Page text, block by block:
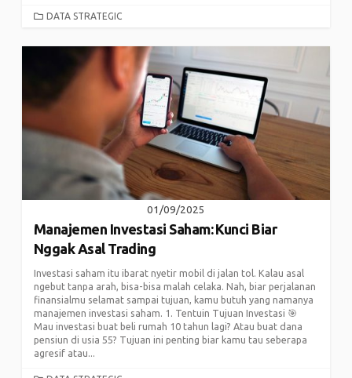
CATEGORIES
DATA STRATEGIC
01/09/2025
Manajemen Investasi Saham: Kunci Biar
Nggak Asal Trading
Investasi saham itu ibarat nyetir mobil di jalan tol. Kalau asal
ngebut tanpa arah, bisa-bisa malah celaka. Nah, biar perjalanan
finansialmu selamat sampai tujuan, kamu butuh yang namanya
manajemen investasi saham. 1. Tentuin Tujuan Investasi 🎯
Mau investasi buat beli rumah 10 tahun lagi? Atau buat dana
pensiun di usia 55? Tujuan ini penting biar kamu tau seberapa
agresif atau...